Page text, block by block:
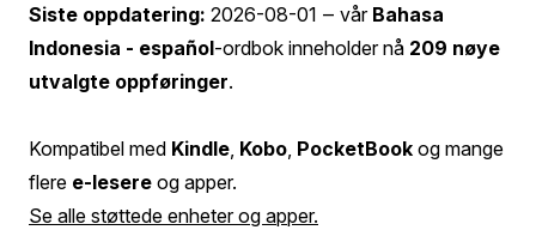
Siste oppdatering: 2026-08-01 ‒ vår Bahasa
Indonesia - español-ordbok inneholder nå 209 nøye
utvalgte oppføringer.
Kompatibel med Kindle Kobo PocketBook og mange
flere e-lesere og apper.
Se alle støttede enheter og apper.